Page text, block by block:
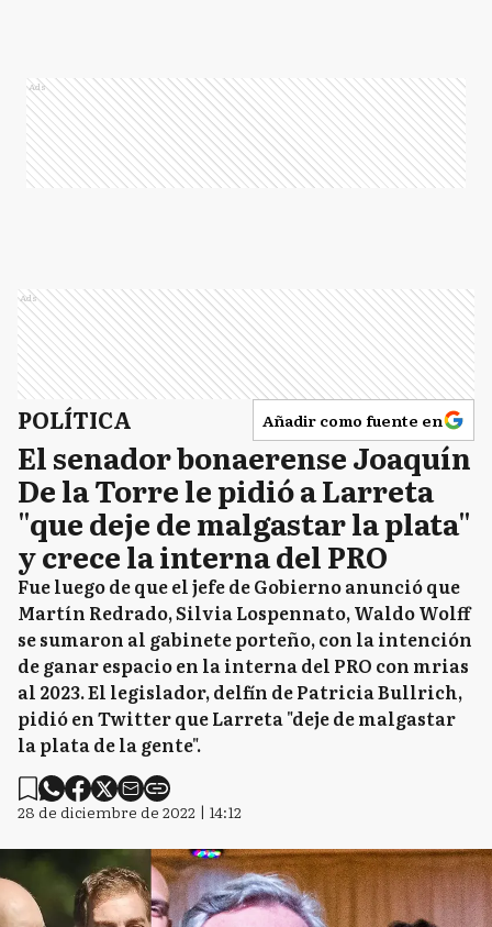
Ads
Ads
POLÍTICA Añadir como fuente en
El senador bonaerense Joaquín
De la Torre le pidió a Larreta
"que deje de malgastar la plata"
y crece la interna del PRO
Fue luego de que el jefe de Gobierno anunció que
Martín Redrado, Silvia Lospennato, Waldo Wolff
se sumaron al gabinete porteño, con la intención
de ganar espacio en la interna del PRO con mrias
al 2023. El legislador, delfín de Patricia Bullrich,
pidió en Twitter que Larreta "deje de malgastar
la plata de la gente".
28 de diciembre de 2022 | 14:12